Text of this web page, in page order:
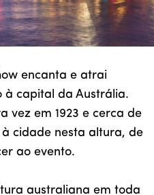
encanta e atrai
à capital da Austrália.
vez em 1923 e cerca de
cidade nesta altura, de
ao evento.
australiana em toda